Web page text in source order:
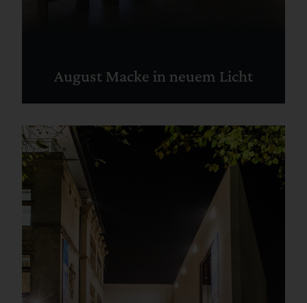
August Macke in neuem Licht